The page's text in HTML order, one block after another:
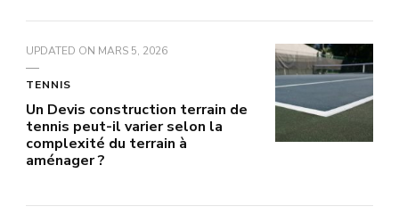
UPDATED ON MARS 5, 2026
TENNIS
Un Devis construction terrain de
tennis peut-il varier selon la
complexité du terrain à
aménager ?